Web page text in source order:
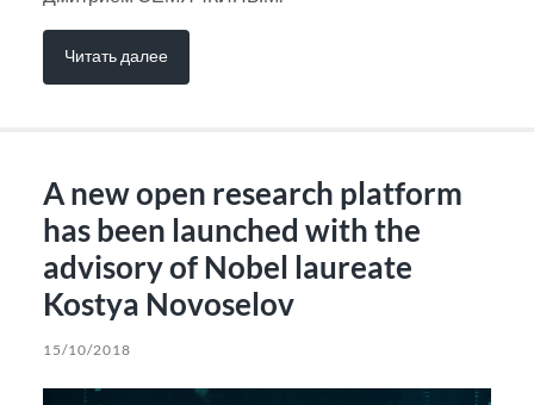
Читать далее
A new open research platform
has been launched with the
advisory of Nobel laureate
Kostya Novoselov
15/10/2018